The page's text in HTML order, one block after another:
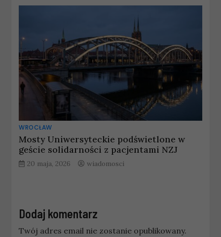
WROCŁAW
Mosty Uniwersyteckie podświetlone w
geście solidarności z pacjentami NZJ
20 maja, 2026 wiadomosci
Dodaj komentarz
Twój adres email nie zostanie opublikowany.